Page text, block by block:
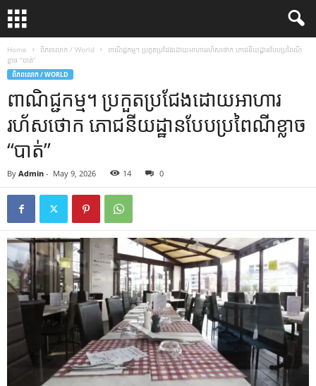
Home ពិភពលោក / World
ពាណិជ្ជកម្ម។ ប្រកួតប្រជែងដោយអាហាររហ័សថោក ភោជនីយដ្ឋានបែបប្រពៃណី
ខ្លាច “បាត់”
ពិភពលោក / WORLD
ពាណិជ្ជកម្ម។ ប្រកួតប្រជែងដោយអាហារ
រហ័សថោក ភោជនីយដ្ឋានបែបប្រពៃណីខ្លាច
“បាត់”
By Admin - May 9, 2026 14 0